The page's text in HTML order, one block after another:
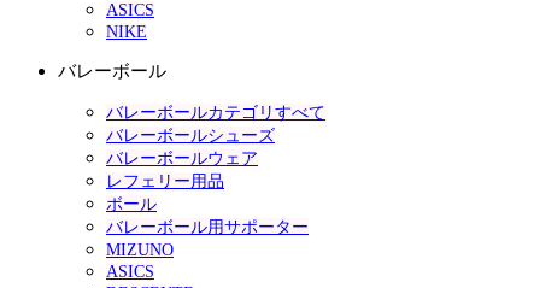
ASICS
NIKE
バレーボール
バレーボールカテゴリすべて
バレーボールシューズ
バレーボールウェア
レフェリー用品
ボール
バレーボール用サポーター
MIZUNO
ASICS